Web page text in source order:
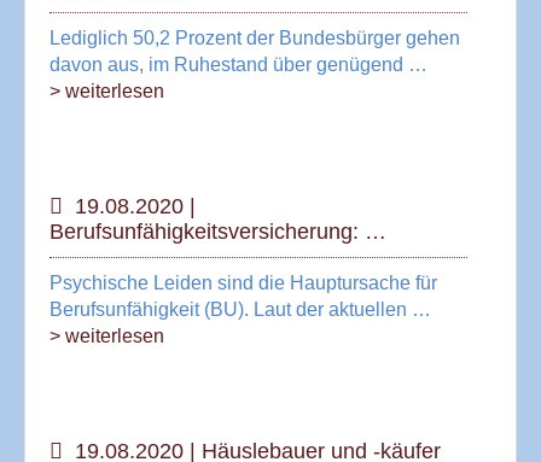
Lediglich 50,2 Prozent der Bundesbürger gehen
davon aus, im Ruhestand über genügend …
> weiterlesen
19.08.2020 |
Berufsunfähigkeitsversicherung: …
Psychische Leiden sind die Hauptursache für
Berufsunfähigkeit (BU). Laut der aktuellen …
> weiterlesen
19.08.2020 | Häuslebauer und -käufer